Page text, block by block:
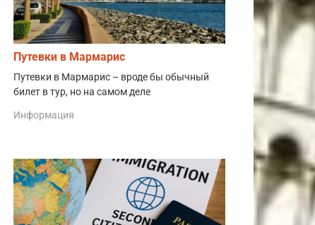
Путевки в Мармарис
Путевки в Мармарис – вроде бы обычный
билет в тур, но на самом деле
Информация